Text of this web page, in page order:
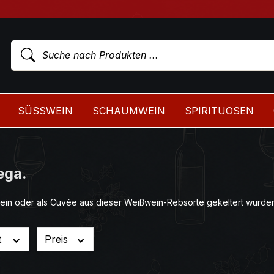
SÜSSWEIN SCHAUMWEIN SPIRITUOSEN
oder als Cuvée aus dieser Weißwein-Rebsorte gekeltert
Preis